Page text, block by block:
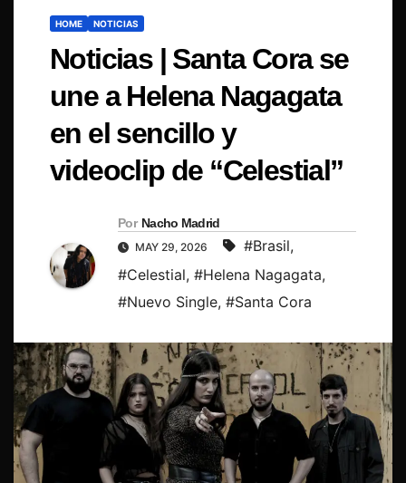
HOME NOTICIAS
Noticias | Santa Cora se
une a Helena Nagagata
en el sencillo y
videoclip de “Celestial”
Por Nacho Madrid
MAY 29, 2026 #Brasil,
#Celestial, #Helena Nagagata,
#Nuevo Single, #Santa Cora